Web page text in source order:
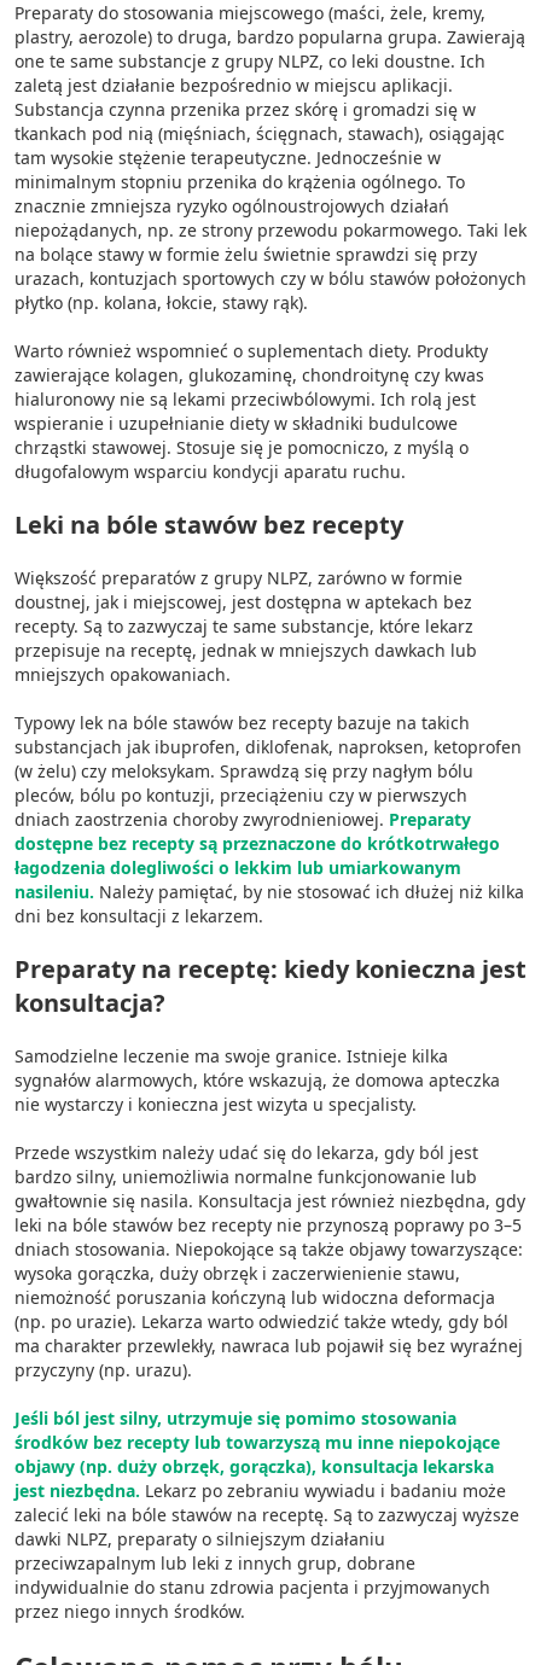
Preparaty do stosowania miejscowego (maści, żele, kremy,
plastry, aerozole) to druga, bardzo popularna grupa. Zawierają
one te same substancje z grupy NLPZ, co leki doustne. Ich
zaletą jest działanie bezpośrednio w miejscu aplikacji.
Substancja czynna przenika przez skórę i gromadzi się w
tkankach pod nią (mięśniach, ścięgnach, stawach), osiągając
tam wysokie stężenie terapeutyczne. Jednocześnie w
minimalnym stopniu przenika do krążenia ogólnego. To
znacznie zmniejsza ryzyko ogólnoustrojowych działań
niepożądanych, np. ze strony przewodu pokarmowego. Taki lek
na bolące stawy w formie żelu świetnie sprawdzi się przy
urazach, kontuzjach sportowych czy w bólu stawów położonych
płytko (np. kolana, łokcie, stawy rąk).
Warto również wspomnieć o suplementach diety. Produkty
zawierające kolagen, glukozaminę, chondroitynę czy kwas
hialuronowy nie są lekami przeciwbólowymi. Ich rolą jest
wspieranie i uzupełnianie diety w składniki budulcowe
chrząstki stawowej. Stosuje się je pomocniczo, z myślą o
długofalowym wsparciu kondycji aparatu ruchu.
Leki na bóle stawów bez recepty
Większość preparatów z grupy NLPZ, zarówno w formie
doustnej, jak i miejscowej, jest dostępna w aptekach bez
recepty. Są to zazwyczaj te same substancje, które lekarz
przepisuje na receptę, jednak w mniejszych dawkach lub
mniejszych opakowaniach.
Typowy lek na bóle stawów bez recepty bazuje na takich
substancjach jak ibuprofen, diklofenak, naproksen, ketoprofen
(w żelu) czy meloksykam. Sprawdzą się przy nagłym bólu
pleców, bólu po kontuzji, przeciążeniu czy w pierwszych
dniach zaostrzenia choroby zwyrodnieniowej. Preparaty
dostępne bez recepty są przeznaczone do krótkotrwałego
łagodzenia dolegliwości o lekkim lub umiarkowanym
nasileniu. Należy pamiętać, by nie stosować ich dłużej niż kilka
dni bez konsultacji z lekarzem.
Preparaty na receptę: kiedy konieczna jest
konsultacja?
Samodzielne leczenie ma swoje granice. Istnieje kilka
sygnałów alarmowych, które wskazują, że domowa apteczka
nie wystarczy i konieczna jest wizyta u specjalisty.
Przede wszystkim należy udać się do lekarza, gdy ból jest
bardzo silny, uniemożliwia normalne funkcjonowanie lub
gwałtownie się nasila. Konsultacja jest również niezbędna, gdy
leki na bóle stawów bez recepty nie przynoszą poprawy po 3–5
dniach stosowania. Niepokojące są także objawy towarzyszące:
wysoka gorączka, duży obrzęk i zaczerwienienie stawu,
niemożność poruszania kończyną lub widoczna deformacja
(np. po urazie). Lekarza warto odwiedzić także wtedy, gdy ból
ma charakter przewlekły, nawraca lub pojawił się bez wyraźnej
przyczyny (np. urazu).
Jeśli ból jest silny, utrzymuje się pomimo stosowania
środków bez recepty lub towarzyszą mu inne niepokojące
objawy (np. duży obrzęk, gorączka), konsultacja lekarska
jest niezbędna. Lekarz po zebraniu wywiadu i badaniu może
zalecić leki na bóle stawów na receptę. Są to zazwyczaj wyższe
dawki NLPZ, preparaty o silniejszym działaniu
przeciwzapalnym lub leki z innych grup, dobrane
indywidualnie do stanu zdrowia pacjenta i przyjmowanych
przez niego innych środków.